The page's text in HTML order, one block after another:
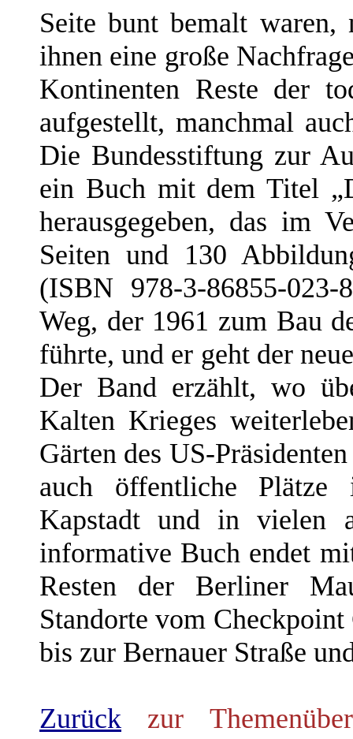
Seite bunt bemalt
ihnen eine große
Kontinenten Reste der
aufgestellt, manchmal
Die Bundesstiftung zur
ein Buch mit dem Titel
herausgegeben, das im
Seiten und 130
(ISBN 978-3-86855-
Weg, der 1961 zum Bau
führte, und er geht der
Der Band erzählt, wo
Kalten Krieges
Gärten des US-
auch öffentliche
Kapstadt und in vielen
informative Buch endet
Resten der Berliner
Standorte vom
bis zur Bernauer Straße
Zurück zur